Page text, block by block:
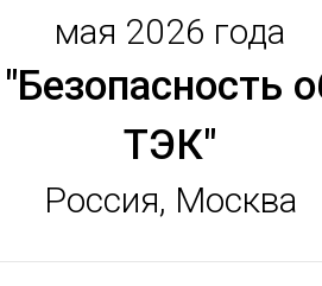
мая 2026 года
ТЭК"
Россия, Москва